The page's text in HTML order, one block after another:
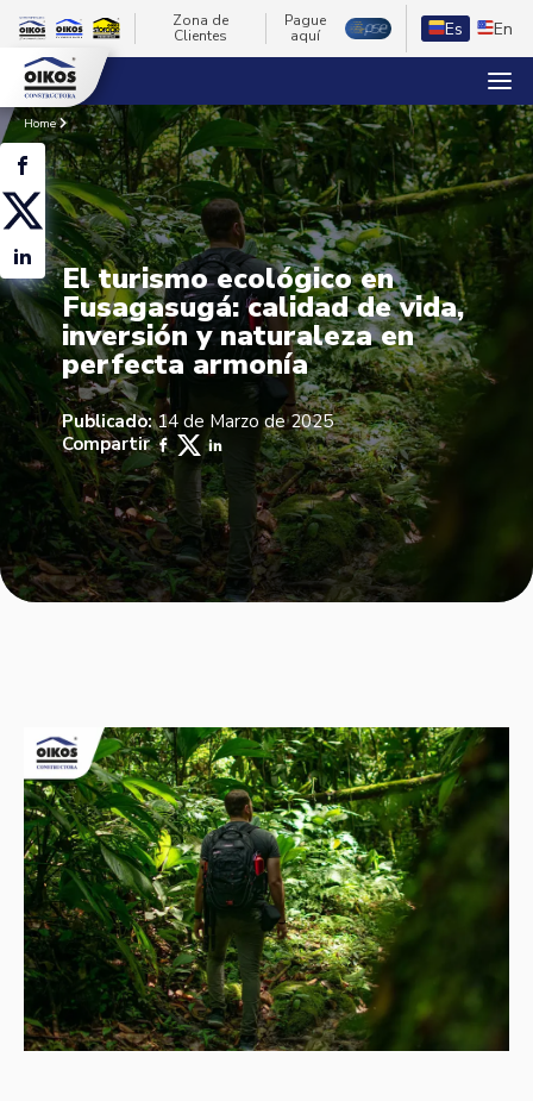
Zona de
Clientes
Pague
aquí
Es En
Home
El turismo ecológico en
Fusagasugá: calidad de vida,
inversión y naturaleza en
perfecta armonía
Publicado:14 de Marzo de 2025
Compartir